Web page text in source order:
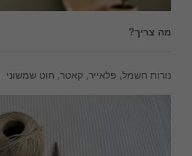
מה צריך?
נורות חשמל, פלאייר, קאטר, חוט שמשוני